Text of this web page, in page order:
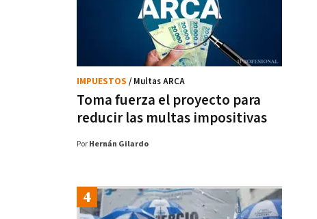
Toma fuerza el proyecto para
reducir las multas impositivas
IMPUESTOS / Multas ARCA
Por Hernán Gilardo